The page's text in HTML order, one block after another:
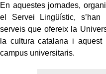
En aquestes jornades,
el Servei Lingüístic,
serveis que ofereix la
la cultura catalana i
campus universitaris.